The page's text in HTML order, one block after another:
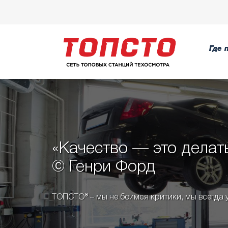
Где
«Качество — это
© Генри Форд
ТОПСТО® – мы не боимся критики, мы всегда